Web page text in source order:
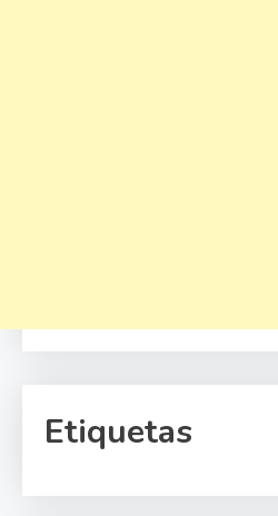
Etiquetas